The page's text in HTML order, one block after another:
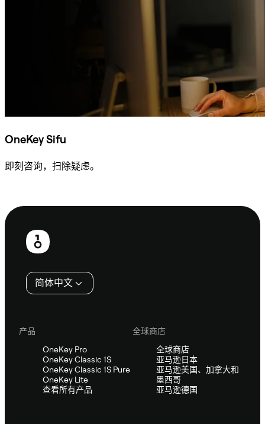
OneKey Sifu
即刻咨询，扫除疑虑。
页
简体中文
产品
OneKey Pro
OneKey Classic 1S
OneKey Classic 1S Pure
OneKey Lite
查看所有产品
全球商店
全球商店
亚马逊日本
亚马逊美国、加拿大和
墨西哥
亚马逊德国